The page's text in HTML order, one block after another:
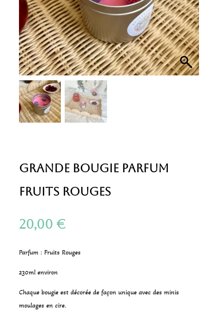
Grande bougie parfum
Fruits Rouges
20,00 €
Parfum : Fruits Rouges
230ml environ
Chaque bougie est décorée de façon unique avec des minis
moulages en cire.